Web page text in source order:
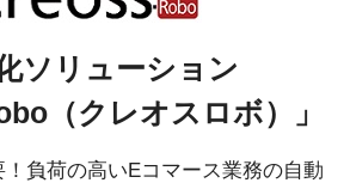
ソリューション
（クレオスロボ）」
負荷の高いEコマース業務の自動